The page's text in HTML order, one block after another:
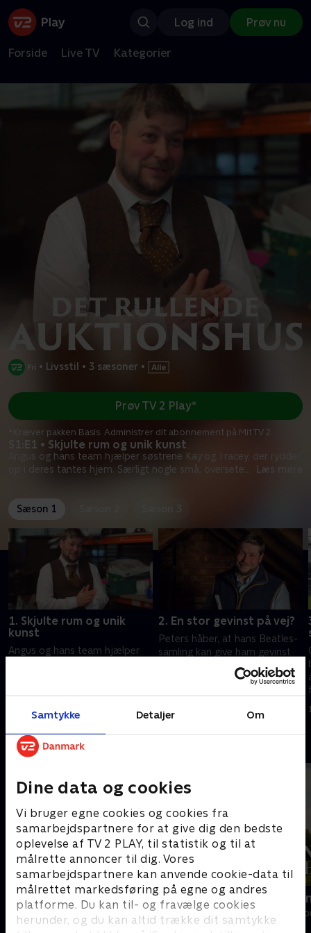
Samtykke Detaljer Om
Dine data og cookies
Vi bruger egne cookies og cookies fra
samarbejdspartnere for at give dig den bedste
oplevelse af TV 2 PLAY, til statistik og til at
målrette annoncer til dig. Vores
samarbejdspartnere kan anvende cookie-data til
målrettet markedsføring på egne og andres
platforme. Du kan til- og fravælge cookies
herunder, og du kan altid trække dit samtykke
Log ind Prøv nu
Forside Live TV Kategorier
• Livsstil • 3 sæsoner •
S1:E1 • Skjulte rum og unik kunst
Angus og hans team hjælper søstrene Kay og Tracey, der rydder
op i deres tantes hjem. Særligt nogle små, oversete
Læs mere
Prøv TV 2 Play*
*Kræver pakken Basis. Administrer dit abonnement på Mit TV 2.
Sæson 1 Sæson 3
1. Skjulte rum og unik
kunst
Angus og hans team hjælper
hammeren falder.
2. En stor gevinst på vej?
Peters håber, at hans Beatles-
samling kan give ham gevinst
nok til at kunne gå på pension.
Teamet hjælper også to
17. september 2024 • 43 min
Andre så også
Vi drukner i rod UK
Livsstil • 6 sæsoner
Franske
Livsstil • 6